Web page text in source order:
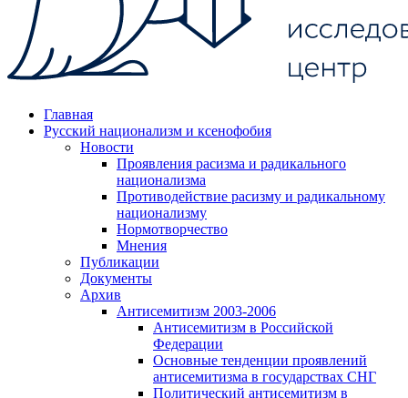
Главная
Русский национализм и ксенофобия
Новости
Проявления расизма и радикального
национализма
Противодействие расизму и радикальному
национализму
Нормотворчество
Мнения
Публикации
Документы
Архив
Антисемитизм 2003-2006
Антисемитизм в Российской
Федерации
Основные тенденции проявлений
антисемитизма в государствах СНГ
Политический антисемитизм в